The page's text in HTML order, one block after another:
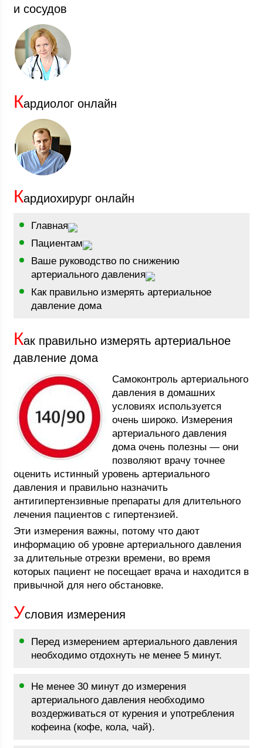
и сосудов
Кардиолог онлайн
Кардиохирург онлайн
Главная
Пациентам
Ваше руководство по снижению
артериального давления
Как правильно измерять артериальное
давление дома
Как правильно измерять артериальное
давление дома
Самоконтроль артериального
давления в домашних
условиях используется
очень широко. Измерения
артериального давления
дома очень полезны — они
позволяют врачу точнее
оценить истинный уровень артериального
давления и правильно назначить
антигипертензивные препараты для длительного
лечения пациентов с гипертензией.
Эти измерения важны, потому что дают
информацию об уровне артериального давления
за длительные отрезки времени, во время
которых пациент не посещает врача и находится в
привычной для него обстановке.
Условия измерения
Перед измерением артериального давления
необходимо отдохнуть не менее 5 минут.
Не менее 30 минут до измерения
артериального давления необходимо
воздерживаться от курения и употребления
кофеина (кофе, кола, чай).